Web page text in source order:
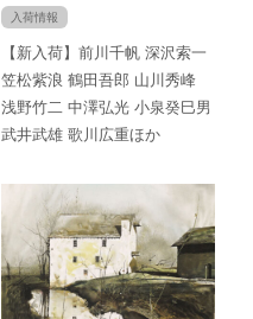
入荷情報
【新入荷】前川千帆 深沢索一
笠松紫浪 鶴田吾郎 山川秀峰
浅野竹二 中澤弘光 小泉癸巳男
武井武雄 歌川広重ほか